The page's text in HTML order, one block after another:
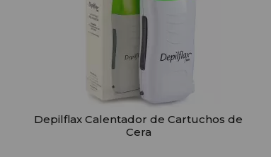
Depilflax Calentador de Cartuchos de
Cera